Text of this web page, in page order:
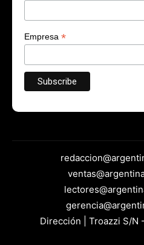
Empresa *
Dirección | Troazzi S/N